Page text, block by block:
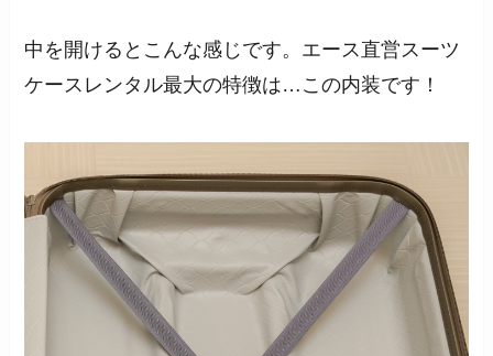
中を開けるとこんな感じです。エース直営スーツ
ケースレンタル最大の特徴は…この内装です！